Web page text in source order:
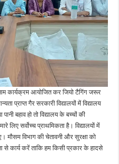
कार्यक्रम आयोजित कर जियो टैगिंग जरूर
प्राप्त गैर सरकारी विद्यालयों में विद्यालय
बहाव हो तो विद्यालय के बच्चों की
लिए सर्वोच्च प्राथमिकता है। विद्यालयों में
मौसम विभाग की चेतावनी और सुरक्षा को
से कार्य करें ताकि हम किसी प्रकार के हादसे